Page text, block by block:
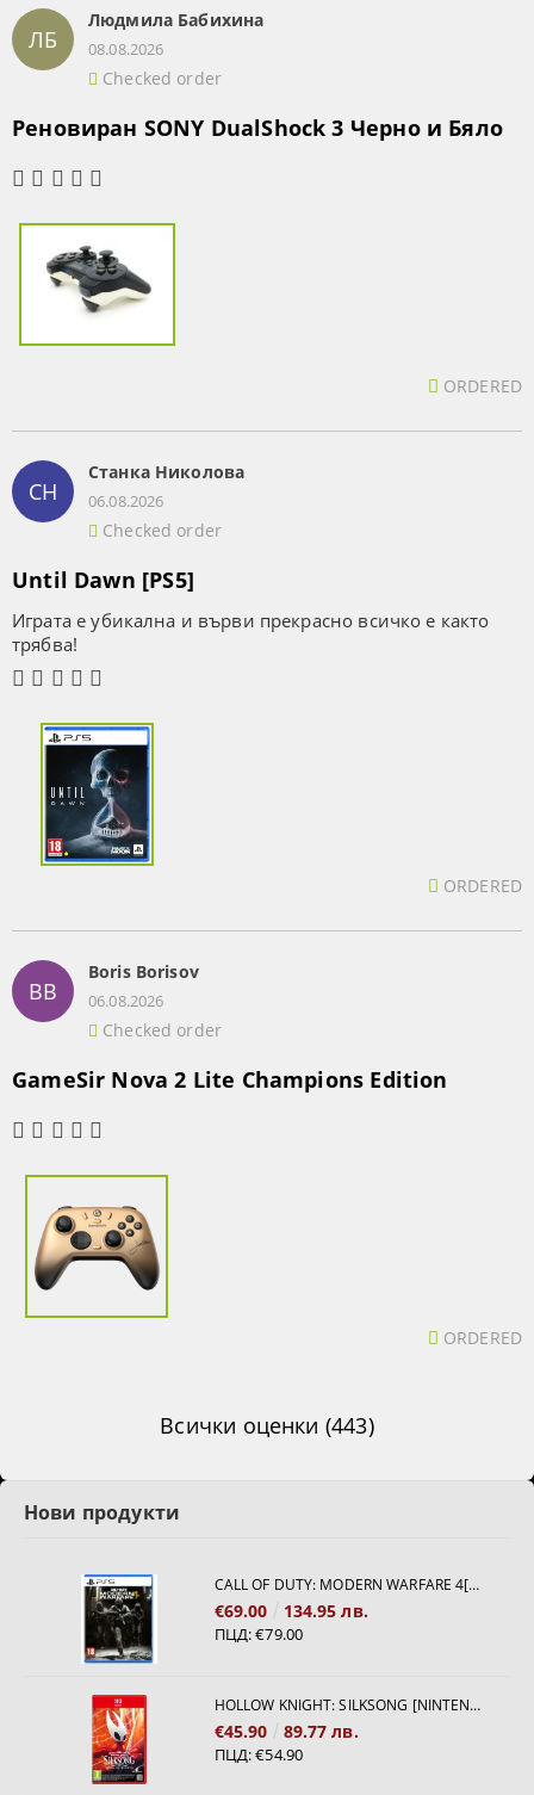
ЛБ
Людмила Бабихина
08.08.2026
Checked order
Реновиран SONY DualShock 3 Черно и Бяло
ORDERED
СН
Станка Николова
06.08.2026
Checked order
Until Dawn [PS5]
Играта е убикална и върви прекрасно всичко е както
трябва!
ORDERED
BB
Boris Borisov
06.08.2026
Checked order
GameSir Nova 2 Lite Champions Edition
ORDERED
Всички оценки (443)
Нови продукти
CALL OF DUTY: MODERN WARFARE 4[PS5]
€69.00 134.95 лв.
ПЦД:€79.00
HOLLOW KNIGHT: SILKSONG [NINTENDO SWITCH 2]
€45.90 89.77 лв.
ПЦД:€54.90